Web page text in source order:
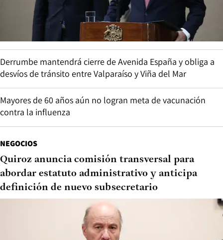
Derrumbe mantendrá cierre de Avenida España y obliga a
desvíos de tránsito entre Valparaíso y Viña del Mar
Mayores de 60 años aún no logran meta de vacunación
contra la influenza
NEGOCIOS
Quiroz anuncia comisión transversal para
abordar estatuto administrativo y anticipa
definición de nuevo subsecretario